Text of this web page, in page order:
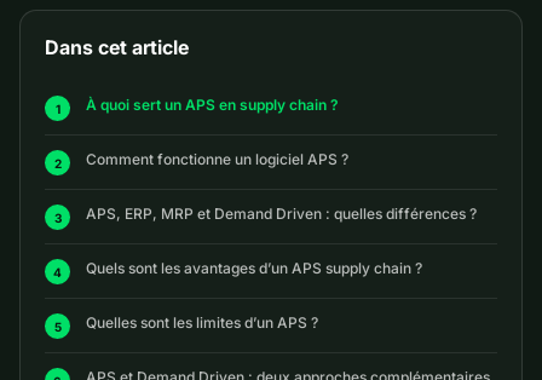
Dans cet article
À quoi sert un APS en supply chain ?
Comment fonctionne un logiciel APS ?
APS, ERP, MRP et Demand Driven : quelles différences ?
Quels sont les avantages d’un APS supply chain ?
Quelles sont les limites d’un APS ?